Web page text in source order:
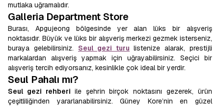
mutlaka uğramalıdır.
Galleria Department Store
Burası, Apgujeong bölgesinde yer alan lüks bir alışveriş
noktasıdır. Büyük ve lüks bir alışveriş merkezi gezmek isterseniz,
buraya gelebilirsiniz. Seul gezi turu listenize alarak, prestijli
markalardan alışveriş yapmak için uğrayabilirsiniz. Seçici bir
alışveriş tercih ediyorsanız, kesinlikle çok ideal bir yerdir.
Seul Pahalı mı?
Seul gezi rehberi ile şehrin birçok noktasını gezerek, ürün
çeşitliliğinden yararlanabilirsiniz. Güney Kore’nin en güzel